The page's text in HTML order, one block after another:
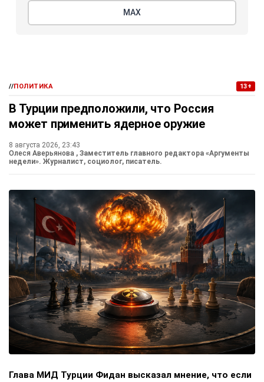
МАХ
//ПОЛИТИКА 13+
В Турции предположили, что Россия
может применить ядерное оружие
8 августа 2026, 23:43
Олеся Аверьянова , Заместитель главного редактора «Аргументы
недели». Журналист, социолог, писатель.
Глава МИД Турции Фидан высказал мнение, что если